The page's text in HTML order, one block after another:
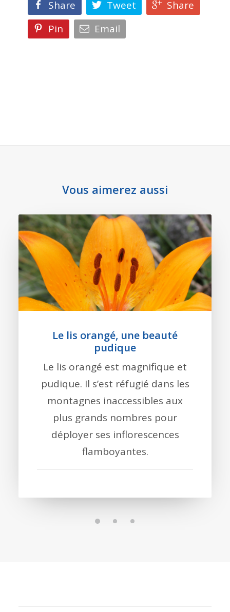
Share Tweet
Share
Pin
Email
Vous aimerez aussi
Le lis orangé, une beauté
pudique
Le lis orangé est magnifique et
pudique. Il s’est réfugié dans les
montagnes inaccessibles aux
plus grands nombres pour
déployer ses inflorescences
flamboyantes.